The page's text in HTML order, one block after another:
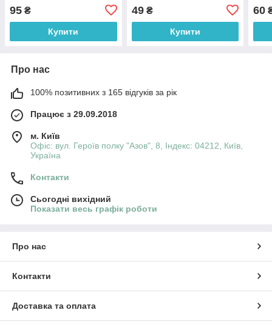
95 ₴
Купити
49₴
Купити
60
Про нас
100% позитивних з 165 відгуків за рік
Працює з 29.09.2018
м. Київ
Офіс: вул. Героїв полку "Азов", 8, Індекс: 04212, Київ,
Україна
Контакти
Сьогодні вихідний
Показати весь графік роботи
Про нас
Контакти
Доставка та оплата